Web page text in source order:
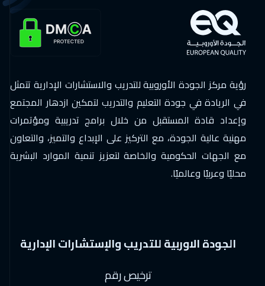
رؤية مركز الجودة الأوروبية للتدريب والاستشارات الإدارية تتمثل
في الريادة في جودة التعليم والتدريب لتمكين ازدهار المجتمع
وإعداد قادة المستقبل من خلال برامج تدريبية ومؤتمرات
مهنية عالية الجودة، مع التركيز على الإبداع والتميز، والتعاون
مع الجهات الحكومية والخاصة لتعزيز تنمية الموارد البشرية
محليًا وعربيًا وعالميًا.
الجودة الاوربية للتدريب والإستشارات الإدارية
ترخيص رقم